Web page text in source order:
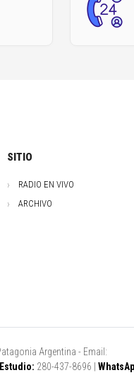
SITIO
RADIO EN VIVO
ARCHIVO
Argentina - Email:
280-437-8696 |